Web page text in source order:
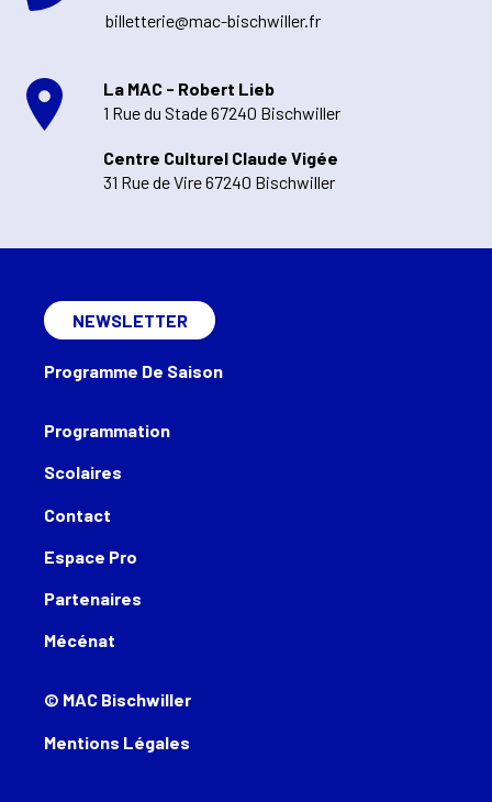
billetterie@mac-bischwiller.fr
La MAC - Robert Lieb
1 Rue du Stade 67240 Bischwiller
Centre Culturel Claude Vigée
31 Rue de Vire 67240 Bischwiller
Programmation
Scolaires
Contact
Espace Pro
Partenaires
Mécénat
NEWSLETTER
Programme De Saison
© MAC Bischwiller
Mentions Légales